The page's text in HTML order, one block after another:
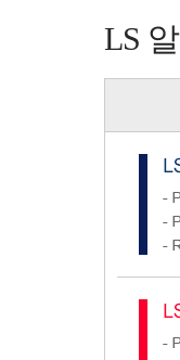
LS